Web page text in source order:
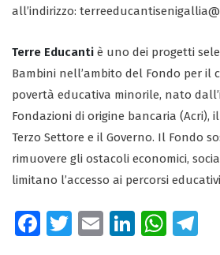
all’indirizzo:
Terre Educanti è uno dei progetti
Bambini nell’ambito del Fondo per il
povertà educativa minorile, nato
Fondazioni di origine bancaria (Acri),
Terzo Settore e il Governo. Il Fondo
rimuovere gli ostacoli economici,
limitano l’accesso ai percorsi
Fa T E Li W